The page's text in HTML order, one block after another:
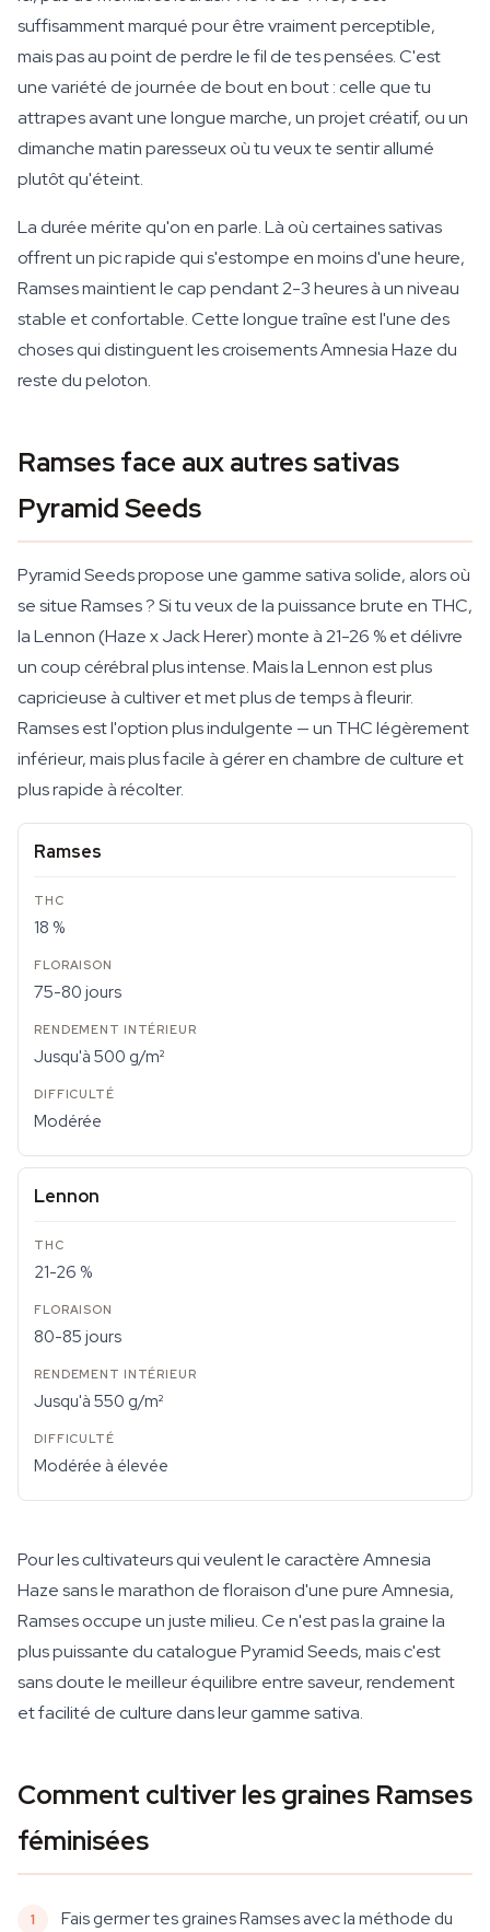
suffisamment marqué pour être vraiment perceptible,
mais pas au point de perdre le fil de tes pensées. C'est
une variété de journée de bout en bout : celle que tu
attrapes avant une longue marche, un projet créatif, ou un
dimanche matin paresseux où tu veux te sentir allumé
plutôt qu'éteint.
La durée mérite qu'on en parle. Là où certaines sativas
offrent un pic rapide qui s'estompe en moins d'une heure,
Ramses maintient le cap pendant 2-3 heures à un niveau
stable et confortable. Cette longue traîne est l'une des
choses qui distinguent les croisements Amnesia Haze du
reste du peloton.
Ramses face aux autres sativas
Pyramid Seeds
Pyramid Seeds propose une gamme sativa solide, alors où
se situe Ramses ? Si tu veux de la puissance brute en THC,
la Lennon (Haze x Jack Herer) monte à 21-26 % et délivre
un coup cérébral plus intense. Mais la Lennon est plus
capricieuse à cultiver et met plus de temps à fleurir.
Ramses est l'option plus indulgente — un THC légèrement
inférieur, mais plus facile à gérer en chambre de culture et
plus rapide à récolter.
Ramses
18 %
75-80 jours
Jusqu'à 500 g/m²
Modérée
Lennon
21-26 %
80-85 jours
Jusqu'à 550 g/m²
Modérée à élevée
Pour les cultivateurs qui veulent le caractère Amnesia
Haze sans le marathon de floraison d'une pure Amnesia,
Ramses occupe un juste milieu. Ce n'est pas la graine la
plus puissante du catalogue Pyramid Seeds, mais c'est
sans doute le meilleur équilibre entre saveur, rendement
et facilité de culture dans leur gamme sativa.
Comment cultiver les graines Ramses
féminisées
Fais germer tes graines Ramses avec la méthode du